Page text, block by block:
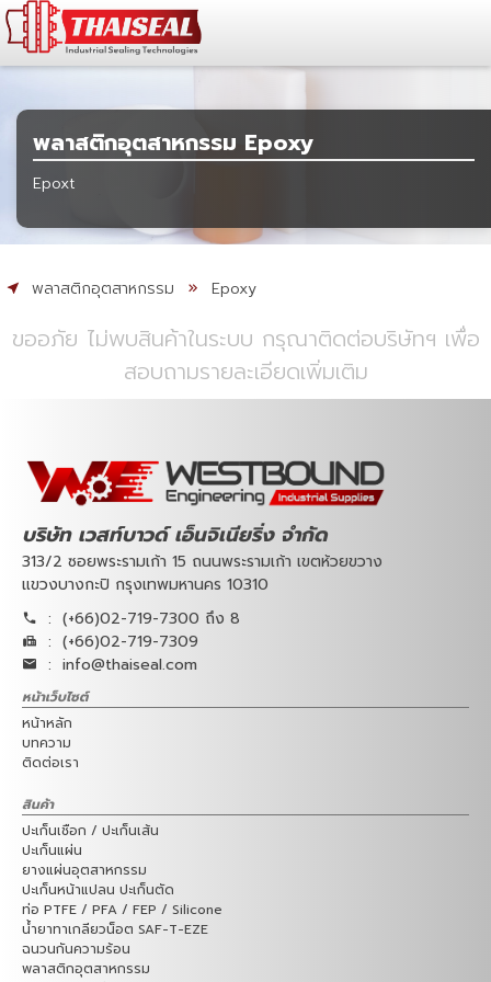
พลาสติกอุตสาหกรรม Epoxy
Epoxt
พลาสติกอุตสาหกรรม Epoxy
ขออภัย ไม่พบสินค้าในระบบ กรุณาติดต่อบริษัทฯ เพื่อ
สอบถามรายละเอียดเพิ่มเติม
บริษัท เวสท์บาวด์ เอ็นจิเนียริ่ง จำกัด
313/2 ซอยพระรามเก้า 15 ถนนพระรามเก้า เขตห้วยขวาง
แขวงบางกะปิ กรุงเทพมหานคร 10310
: (+66)02-719-7300 ถึง 8
: (+66)02-719-7309
: info@thaiseal.com
หน้าเว็บไซต์
หน้าหลัก
บทความ
ติดต่อเรา
สินค้า
ปะเก็นเชือก / ปะเก็นเส้น
ปะเก็นแผ่น
ยางแผ่นอุตสาหกรรม
ปะเก็นหน้าแปลน ปะเก็นตัด
ท่อ PTFE / PFA / FEP / Silicone
น้ำยาทาเกลียวน็อต SAF-T-EZE
ฉนวนกันความร้อน
พลาสติกอุตสาหกรรม